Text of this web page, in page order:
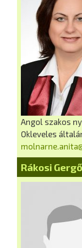
Angol szakos
Okleveles
Rákosi Gergő